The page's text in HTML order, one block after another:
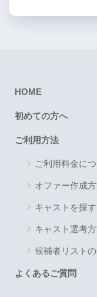
HOME
初めての方へ
ご利用方法
ご利用料金に
オファー作成
キャストを探す
キャスト選考
候補者リスト
よくあるご質問